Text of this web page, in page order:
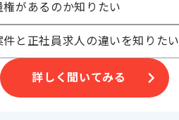
権があるのか知りたい
件と正社員求人の違いを知りたい
詳しく聞いてみる